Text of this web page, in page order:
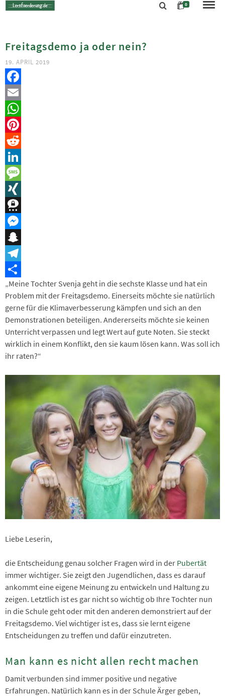
0
Freitagsdemo ja oder nein?
19. APRIL 2019
Facebook
Email
WhatsApp
Pinterest
Reddit
LinkedIn
Message
XING
Threema
Messenger
Snapchat
Telegram
Teilen
„Meine Tochter Svenja geht in die sechste Klasse und hat ein
Problem mit der Freitagsdemo. Einerseits möchte sie natürlich
gerne für die Klimaverbesserung kämpfen und sich an den
Demonstrationen beteiligen. Andererseits möchte sie keinen
Unterricht verpassen und legt Wert auf gute Noten. Sie steckt
wirklich in einem Konflikt, den sie kaum lösen kann. Was soll ich
ihr raten?“
Liebe Leserin,
die Entscheidung genau solcher Fragen wird in der Pubertät
immer wichtiger. Sie zeigt den Jugendlichen, dass es darauf
ankommt eine eigene Meinung zu entwickeln und Haltung zu
zeigen. Letztlich ist es gar nicht so wichtig ob Ihre Tochter nun
in die Schule geht oder mit den anderen demonstriert auf der
Freitagsdemo. Viel wichtiger ist es, dass sie lernt eigene
Entscheidungen zu treffen und dafür einzutreten.
Man kann es nicht allen recht machen
Damit verbunden sind immer positive und negative
Erfahrungen. Natürlich kann es in der Schule Ärger geben,